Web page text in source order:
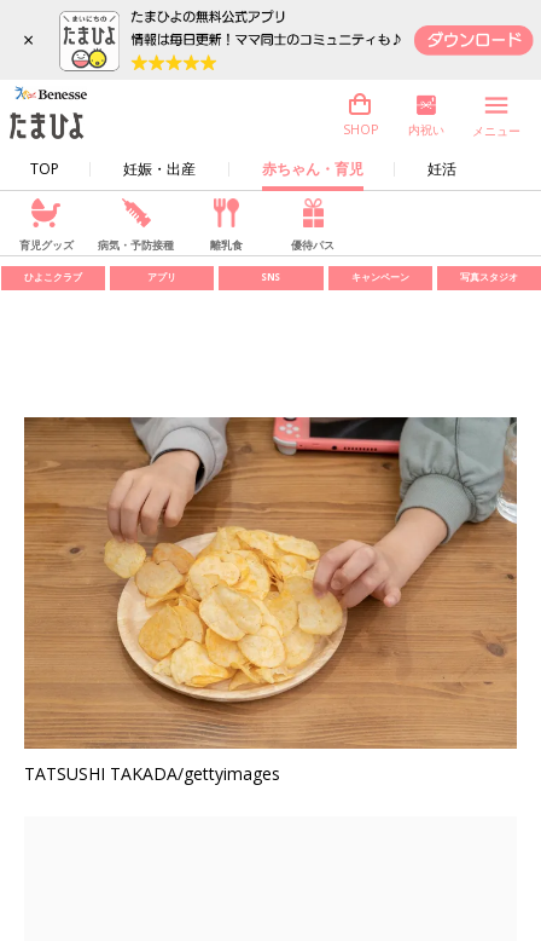
×
TOP 妊娠・出産 赤ちゃん・育児 妊活
SHOP 内祝い メニュー
育児グッズ 病気・予防接種 離乳食 優待パス
ひよこクラブ アプリ SNS キャンペーン 写真スタジオ
TATSUSHI TAKADA/gettyimages